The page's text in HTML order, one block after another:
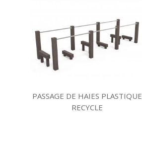
PASSAGE DE HAIES PLASTIQUE
RECYCLE